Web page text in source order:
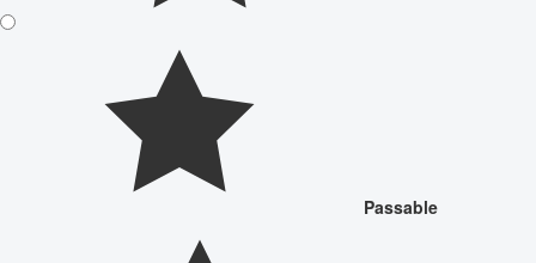
Passable